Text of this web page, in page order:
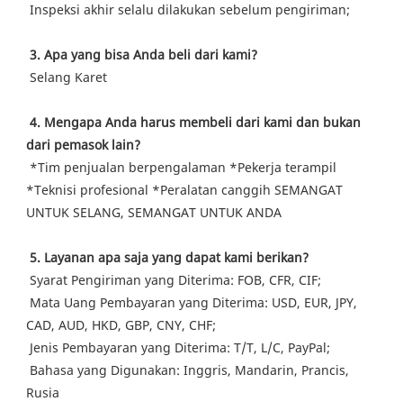
Inspeksi akhir selalu dilakukan sebelum pengiriman;
3. Apa yang bisa Anda beli dari kami?
Selang Karet
4. Mengapa Anda harus membeli dari kami dan bukan
dari pemasok lain?
*Teknisi profesional *Peralatan canggih SEMANGAT
UNTUK SELANG, SEMANGAT UNTUK ANDA
5. Layanan apa saja yang dapat kami berikan?
Syarat Pengiriman yang Diterima: FOB, CFR, CIF;
CAD, AUD, HKD, GBP, CNY, CHF;
Jenis Pembayaran yang Diterima: T/T, L/C, PayPal;
Rusia